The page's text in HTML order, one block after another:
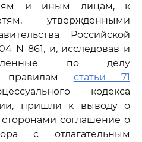
и иным лицам, к
утвержденными
Российской
N 861, и, исследовав и
по делу
правилам статьи 71
кодекса
пришли к выводу о
соглашение о
с отлагательным